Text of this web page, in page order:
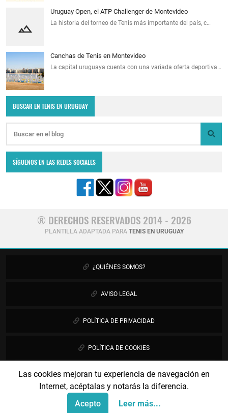
Las cookies mejoran tu experiencia de navegación en
Internet, acéptalas y notarás la diferencia.
Acepto
Leer más...
Uruguay Open, el ATP Challenger de Montevideo
La historia del torneo de Tenis más importante del país, c…
Canchas de Tenis en Montevideo
La capital uruguaya cuenta con una variada oferta deportiva…
BUSCAR EN TENIS EN URUGUAY
SÍGUENOS EN LAS REDES SOCIALES
® DERECHOS RESERVADOS 2014 - 2026
PLANTILLA ADAPTADA PARA TENIS EN URUGUAY
¿QUIÉNES SOMOS?
AVISO LEGAL
POLÍTICA DE PRIVACIDAD
POLÍTICA DE COOKIES
PUBLICIDAD
CONTÁCTANOS